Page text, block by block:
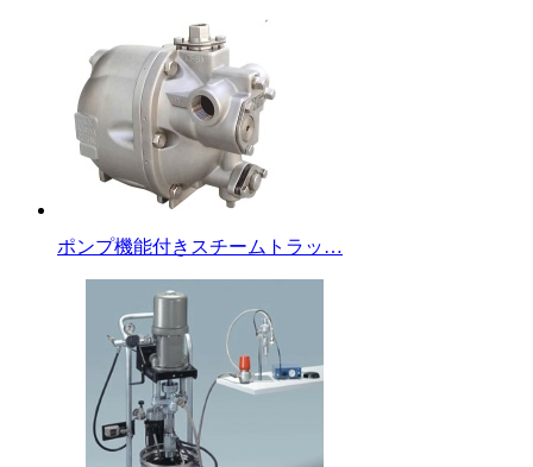
ポンプ機能付きスチームトラッ…